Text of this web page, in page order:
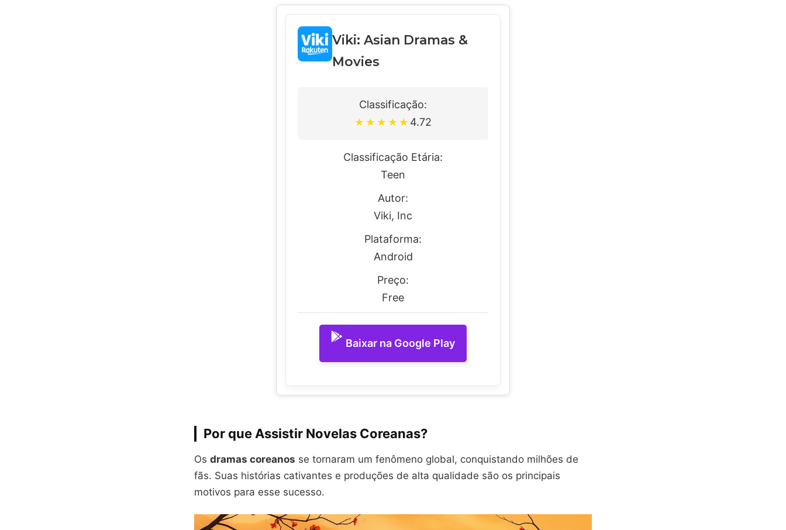
Viki: Asian Dramas &
Movies
Classificação:
★ ★ ★ ★ ★ 4.72
Classificação Etária:
Teen
Autor:
Viki, Inc
Plataforma:
Android
Preço:
Free
Baixar na Google Play
Por que Assistir Novelas Coreanas?
Os dramas coreanos se tornaram um fenômeno global, conquistando milhões de
fãs. Suas histórias cativantes e produções de alta qualidade são os principais
motivos para esse sucesso.